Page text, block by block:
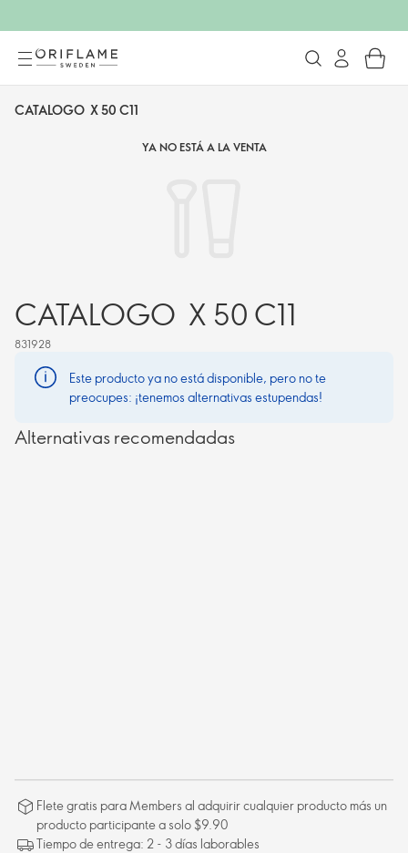
CATALOGO X 50 C11
YA NO ESTÁ A LA VENTA
CATALOGO X 50 C11
831928
Este producto ya no está disponible, pero no te
preocupes: ¡tenemos alternativas estupendas!
Alternativas recomendadas
Flete gratis para Members al adquirir cualquier producto más un
producto participante a solo $9.90
Tiempo de entrega: 2 - 3 días laborables